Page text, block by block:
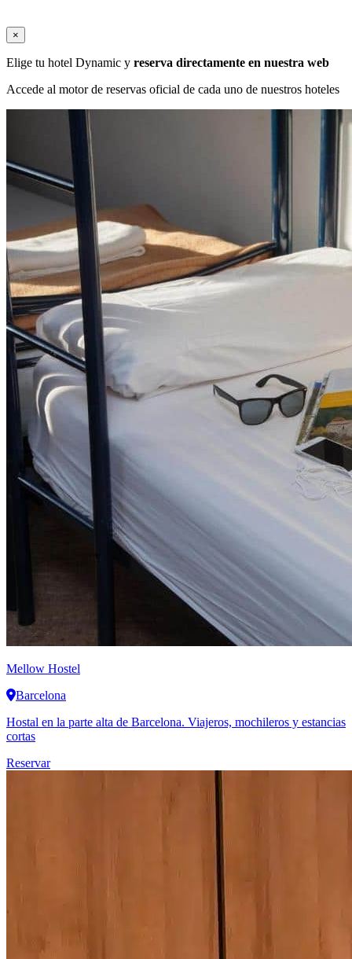
×
Elige tu hotel Dynamic y reserva directamente en nuestra web
Accede al motor de reservas oficial de cada uno de nuestros hoteles
Mellow Hostel
Barcelona
Hostal en la parte alta de Barcelona. Viajeros, mochileros y estancias
cortas
Reservar